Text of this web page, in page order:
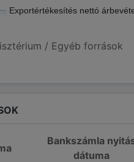
Exportértékesítés nettó
/ Egyéb források
Bankszámla
dátuma